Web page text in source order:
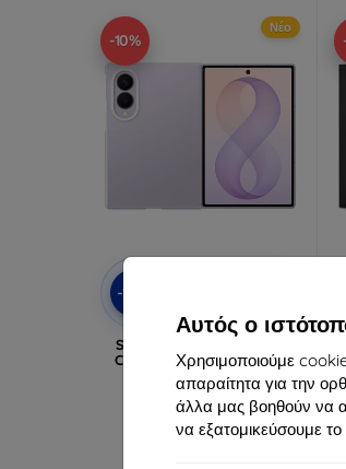
Αυτός ο
Χρησιμοποιούμε
απαραίτητα για την
άλλα μας βοηθούν να
να εξατομικεύσουμε το
-10%
Νέο
-10%
Samsung διαφανής θήκη
Clear Cover για Galaxy Z
Fold 8 EF-QF971CTE
(57983131084)
36,90 €
33,21 €